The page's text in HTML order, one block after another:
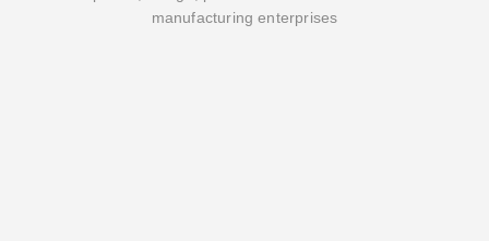
manufacturing enterprises